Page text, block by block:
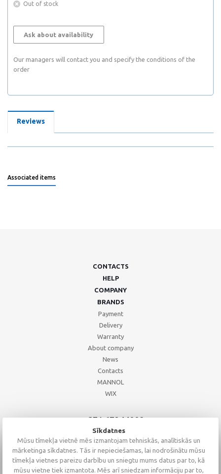
Out of stock
Ask about availability
Our managers will contact you and specify the conditions of the
order
Reviews
Associated items
CONTACTS
HELP
COMPANY
BRANDS
Payment
Delivery
Warranty
About company
News
Contacts
MANNOL
WIX
+371 67244008
+371 67271055
+371 26002793
Sīkdatnes
Mūsu tīmekļa vietnē mēs izmantojam tehniskās, analītiskās un
mārketinga sīkdatnes. Tās ir nepieciešamas, lai nodrošinātu mūsu
tīmekļa vietnes pareizu darbību un sniegtu mums datus par to, kā
mūsu vietne tiek izmantota. Mēs arī sniedzam informāciju par to,